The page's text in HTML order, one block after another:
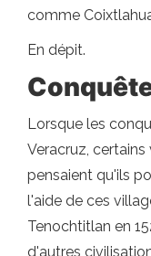
comme
En dépit.
Lorsque les
Veracruz,
pensaient qu'ils
l'aide de ces
Tenochtitlan en
d'autres